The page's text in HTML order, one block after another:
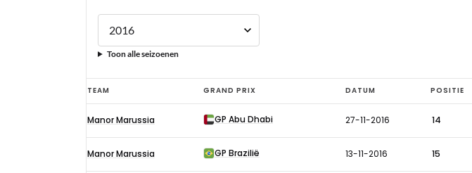
Toon alle seizoenen
Pascal
Wehrlein
F1-
uitslagen
TEAM GRAND PRIX DATUM POSITIE
Manor Marussia GP Abu Dhabi 27-11-2016 14
Manor Marussia GP Brazilië 13-11-2016 15